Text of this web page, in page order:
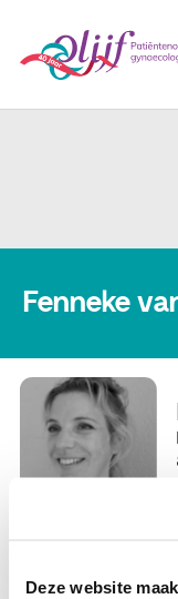
Deze website
Nieuws
Fenneke